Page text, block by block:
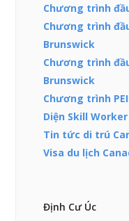
Chương trình
Chương trình
Brunswick
Chương trình
Brunswick
Chương trình
Diện Skill
Tin tức di trú
Visa du lịch
Định Cư Úc